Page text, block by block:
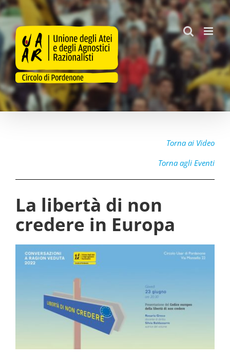
Salta
al
contenuto
Torna ai Video
Torna agli Eventi
La libertà di non
credere in Europa